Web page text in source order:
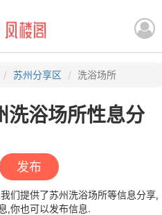
苏州分享区 洗浴场所
洗浴场所性息分
发布
们提供了苏州洗浴场所等信息分享,
,你也可以发布信息.